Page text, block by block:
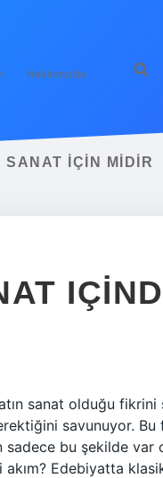
Hakkımızda
SANAT IÇIN MIDIR
sanat olduğu
savunuyor.
sadece bu şekilde
Edebiyatta